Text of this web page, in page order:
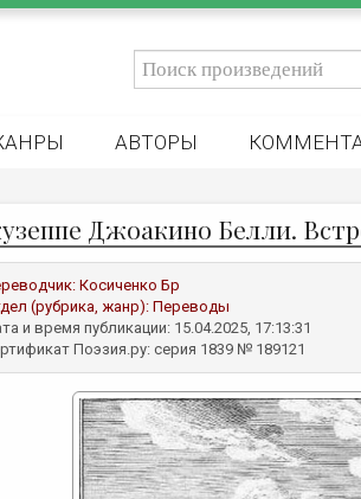
АВТОРЫ
Джоакино Белли.
Косиченко Бр
(рубрика, жанр):Переводы
и время публикации: 15.04.2025, 17:13:31
Поэзия.ру: серия 1839 № 189121